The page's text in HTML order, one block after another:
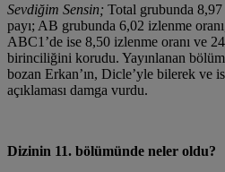
Sevdiğim Sensin; Total grubunda
payı; AB grubunda 6,02 izlenme
ABC1’de ise 8,50 izlenme oranı ve
birinciliğini korudu. Yayınlanan
bozan Erkan’ın, Dicle’yle bilerek ve
açıklaması damga vurdu.
Dizinin 11. bölümünde neler oldu?